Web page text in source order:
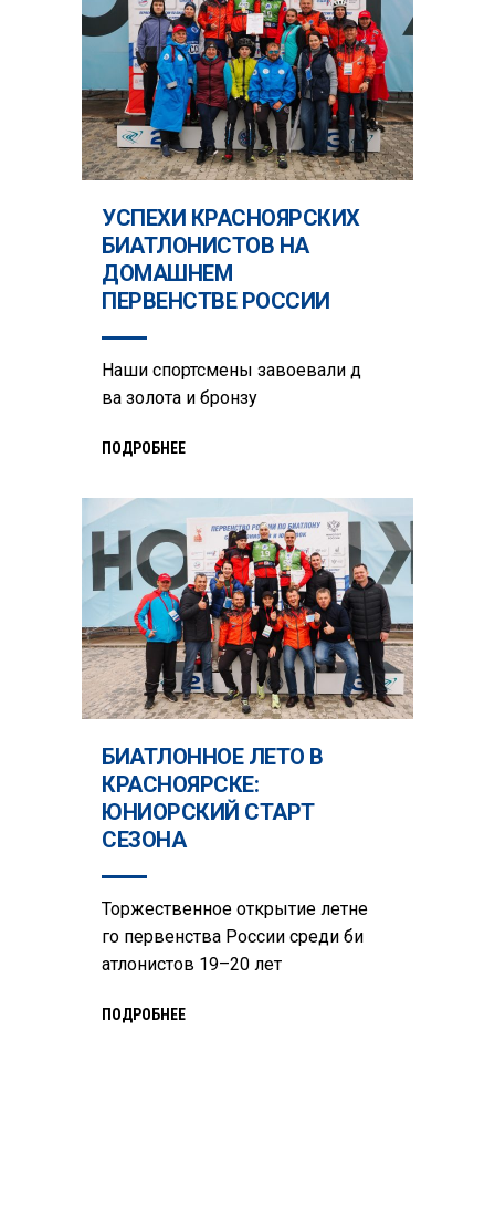
УСПЕХИ КРАСНОЯРСКИХ
БИАТЛОНИСТОВ НА
ДОМАШНЕМ
ПЕРВЕНСТВЕ РОССИИ
Наши спортсмены завоевали д
ва золота и бронзу
ПОДРОБНЕЕ
БИАТЛОННОЕ ЛЕТО В
КРАСНОЯРСКЕ:
ЮНИОРСКИЙ СТАРТ
СЕЗОНА
Торжественное открытие летне
го первенства России среди би
атлонистов 19–20 лет
ПОДРОБНЕЕ